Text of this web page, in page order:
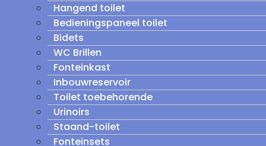
Hangend toilet
Bedieningspaneel toilet
Bidets
WC Brillen
Fonteinkast
Inbouwreservoir
Toilet toebehorende
Urinoirs
Staand-toilet
Fonteinsets